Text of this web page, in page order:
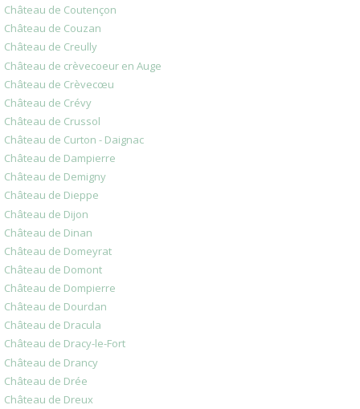
Château de Coutençon
Château de Couzan
Château de Creully
Château de crèvecoeur en Auge
Château de Crèvecœu
Château de Crévy
Château de Crussol
Château de Curton - Daignac
Château de Dampierre
Château de Demigny
Château de Dieppe
Château de Dijon
Château de Dinan
Château de Domeyrat
Château de Domont
Château de Dompierre
Château de Dourdan
Château de Dracula
Château de Dracy-le-Fort
Château de Drancy
Château de Drée
Château de Dreux